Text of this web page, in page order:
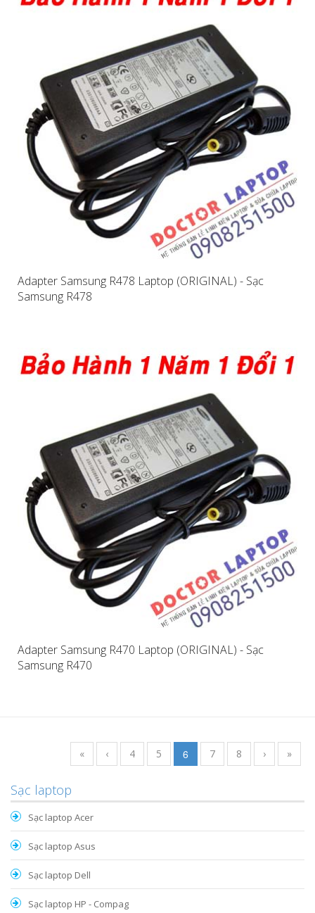
Adapter Samsung R478 Laptop (ORIGINAL) - Sạc
Samsung R478
Adapter Samsung R470 Laptop (ORIGINAL) - Sạc
Samsung R470
« ‹ 4 5 6 7 8 › »
Sạc laptop
Sạc laptop Acer
Sạc laptop Asus
Sạc laptop Dell
Sạc laptop HP - Compag